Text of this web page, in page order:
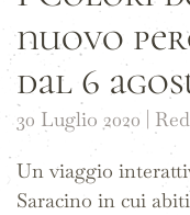
nuovo
dal 6
30 Luglio 2020 |
Un viaggio
Saracino in cui